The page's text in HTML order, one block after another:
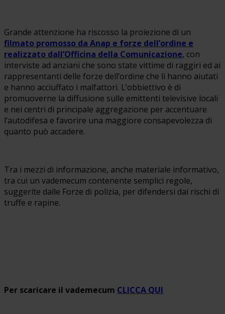
Grande attenzione ha riscosso la proiezione di un
filmato promosso da Anap e forze dell’ordine e
realizzato dall’Officina della Comunicazione, con
interviste ad anziani che sono state vittime di raggiri ed ai
rappresentanti delle forze dell’ordine che li hanno aiutati
e hanno acciuffato i malfattori. L’obbiettivo è di
promuoverne la diffusione sulle emittenti televisive locali
e nei centri di principale aggregazione per accentuare
l’autodifesa e favorire una maggiore consapevolezza di
quanto può accadere.
Tra i mezzi di informazione, anche materiale informativo,
tra cui un vademecum contenente semplici regole,
suggerite dalle Forze di polizia, per difendersi dai rischi di
truffe e rapine.
Per scaricare il vademecum CLICCA QUI